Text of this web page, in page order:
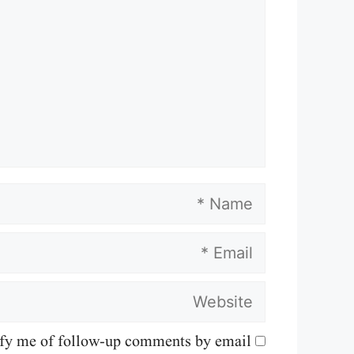
Email
Website
me of follow-up comments by email.